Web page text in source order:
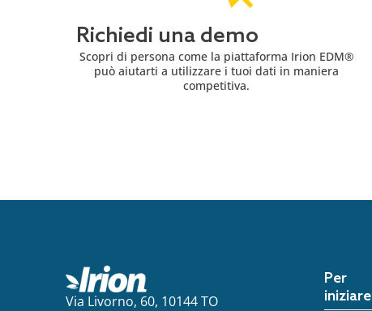
Richiedi una demo
Scopri di persona come la piattaforma Irion EDM®
può aiutarti a utilizzare i tuoi dati in maniera
competitiva.
Via Livorno, 60, 10144 TO
Per
iniziare